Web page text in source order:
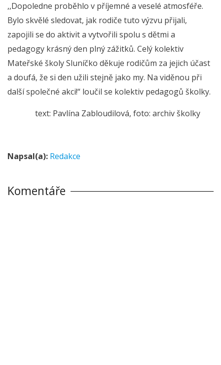
,,Dopoledne proběhlo v příjemné a veselé atmosféře.
Bylo skvělé sledovat, jak rodiče tuto výzvu přijali,
zapojili se do aktivit a vytvořili spolu s dětmi a
pedagogy krásný den plný zážitků. Celý kolektiv
Mateřské školy Sluníčko děkuje rodičům za jejich účast
a doufá, že si den užili stejně jako my. Na viděnou při
další společné akci!“ loučil se kolektiv pedagogů školky.
text: Pavlína Zabloudilová, foto: archiv školky
Napsal(a): Redakce
Komentáře